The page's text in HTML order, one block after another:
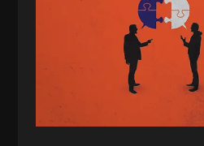
مانی لطفی زاده
ثابت